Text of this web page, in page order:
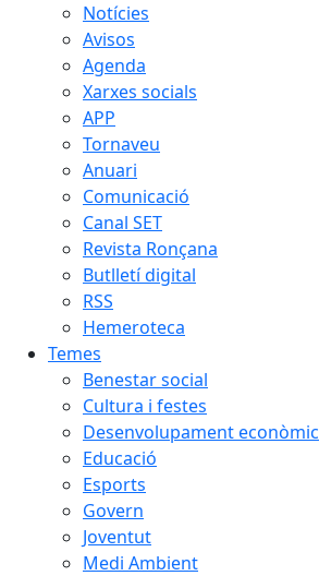
Notícies
Avisos
Agenda
Xarxes socials
APP
Tornaveu
Anuari
Comunicació
Canal SET
Revista Ronçana
Butlletí digital
RSS
Hemeroteca
Temes
Benestar social
Cultura i festes
Desenvolupament econòmic
Educació
Esports
Govern
Joventut
Medi Ambient